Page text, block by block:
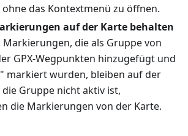
das Kontextmenü zu öffnen.
auf der Karte behalten
Markierungen, die als Gruppe von
GPX-Wegpunkten hinzugefügt und
markiert wurden, bleiben auf der
die Gruppe nicht aktiv ist,
die Markierungen von der Karte.